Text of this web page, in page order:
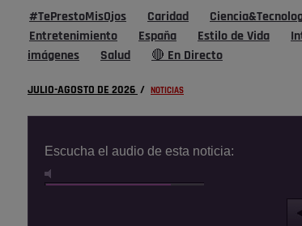
#TePrestoMisOjos Caridad
Entretenimiento
España Estilo de Vida
imágenes
Salud 🔴 En Directo
JULIO-AGOSTO DE 2026 / NOTICIAS
Escucha el audio de esta noticia: